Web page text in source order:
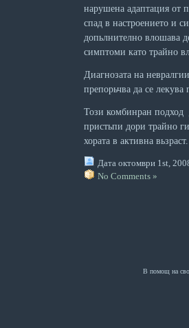
нарушена адаптация от
спад в настроението и
допьлнително влошава
симптоми като трайно
Диагнозата на
препорьчва да се
Този комбинран подход
пристьпи дори трайно
хората в активна вьзраст.
Дата октомври 1st,
No Comments »
В помощ на